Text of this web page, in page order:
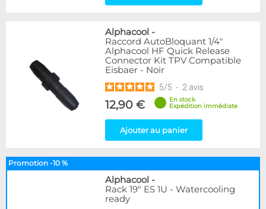
Alphacool -
Raccord AutoBloquant 1/4"
Alphacool HF Quick Release
Connector Kit TPV Compatible
Eisbaer - Noir
5/5 - 2 avis
12,90 €
En stock
Expédition immédiate
Ajouter au panier
Promotion -10 %
Alphacool -
Rack 19" ES 1U - Watercooling
ready